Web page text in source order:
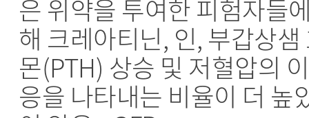
은 위약을 투여한 피험자들
해 크레아티닌, 인, 부갑상샘
몬(PTH) 상승 및 저혈압의
응을 나타내는 비율이 더 높